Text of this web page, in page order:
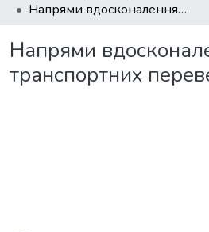
Напрями вдосконалення транспортних перевезень
Напрями
транспортних